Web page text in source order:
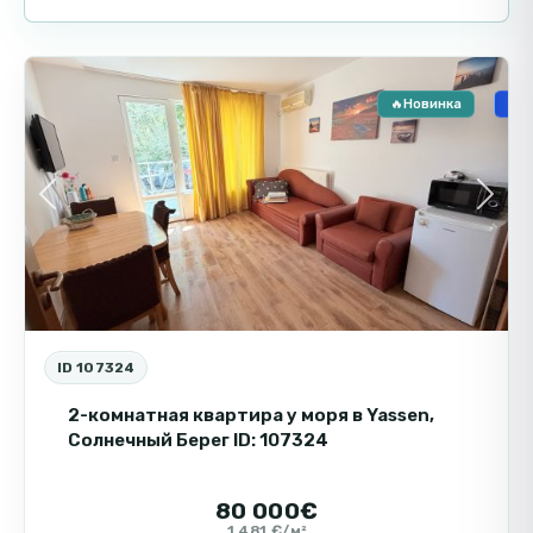
Previous Next
🔥Новинка
ID 107324
2-комнатная квартира у моря в Yassen,
Солнечный Берег ID: 107324
80 000€